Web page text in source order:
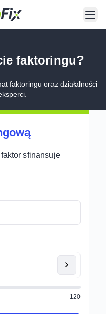
faktoringu?
faktoringu oraz działalności
sfinansuje
120